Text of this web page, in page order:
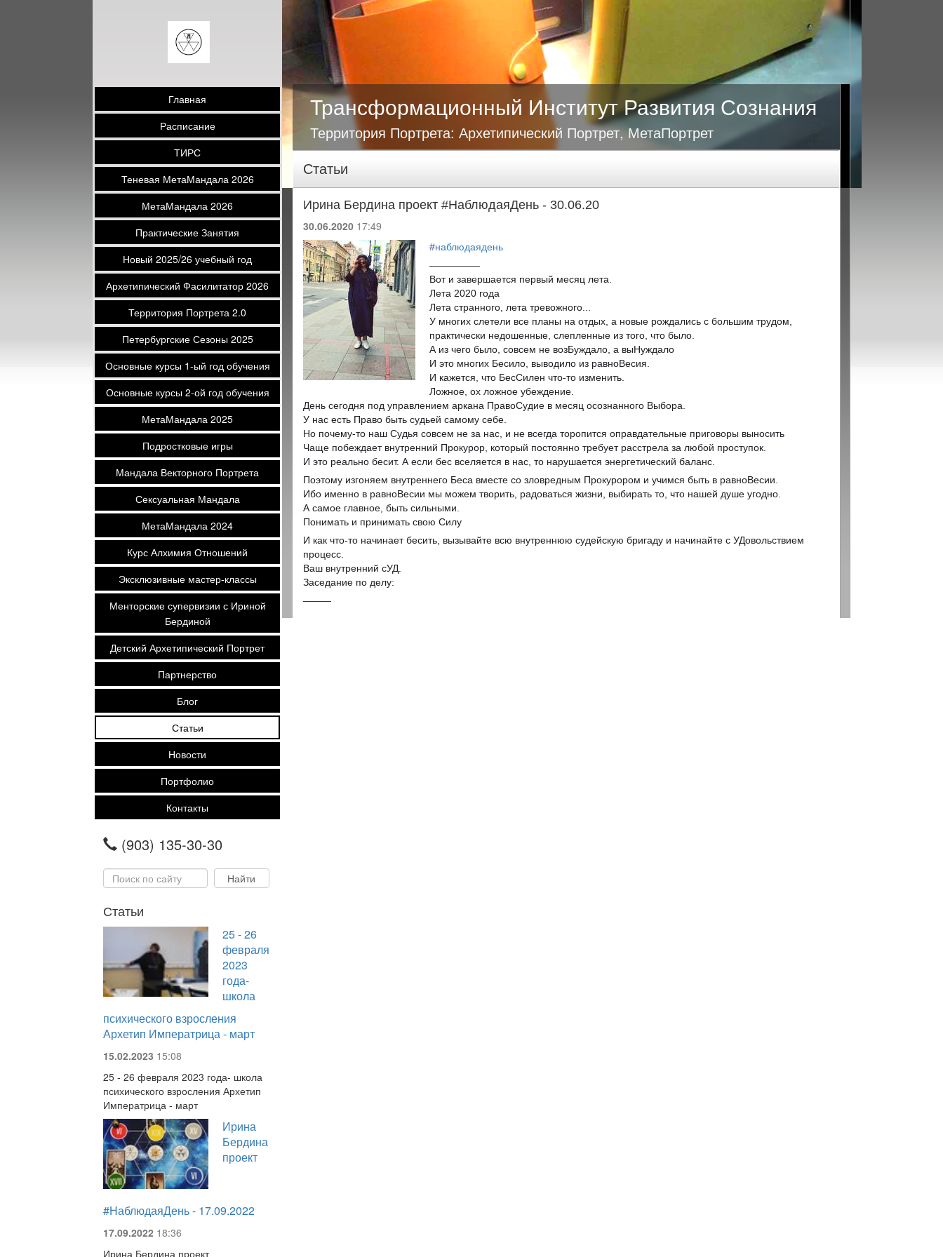
Главная
Расписание
ТИРС
Теневая МетаМандала 2026
МетаМандала 2026
Практические Занятия
Новый 2025/26 учебный год
Архетипический Фасилитатор 2026
Территория Портрета 2.0
Петербургские Сезоны 2025
Основные курсы 1-ый год обучения
Основные курсы 2-ой год обучения
МетаМандала 2025
Подростковые игры
Мандала Векторного Портрета
Сексуальная Мандала
МетаМандала 2024
Курс Алхимия Отношений
Эксклюзивные мастер-классы
Менторские супервизии с Ириной
Бердиной
Детский Архетипический Портрет
Партнерство
Блог
Статьи
Новости
Портфолио
Контакты
(903) 135-30-30
Статьи
25 - 26
февраля
2023
года-
школа
психического взросления
Архетип Императрица - март
15.02.2023 15:08
25 - 26 февраля 2023 года- школа
психического взросления Архетип
Императрица - март
Ирина
Бердина
проект
#НаблюдаяДень - 17.09.2022
17.09.2022 18:36
Ирина Бердина проект
Трансформационный Институт Развития Сознания
Территория Портрета: Архетипический Портрет, МетаПортрет
Статьи
Ирина Бердина проект #НаблюдаяДень - 30.06.20
30.06.2020 17:49
#наблюдаядень
Вот и завершается первый месяц лета.
Лета 2020 года
Лета странного, лета тревожного...
У многих слетели все планы на отдых, а новые рождались с большим трудом,
практически недошенные, слепленные из того, что было.
А из чего было, совсем не возБуждало, а выНуждало
И это многих Бесило, выводило из равноВесия.
И кажется, что БесСилен что-то изменить.
Ложное, ох ложное убеждение.
День сегодня под управлением аркана ПравоСудие в месяц осознанного Выбора.
У нас есть Право быть судьей самому себе.
Но почему-то наш Судья совсем не за нас, и не всегда торопится оправдательные приговоры выносить
Чаще побеждает внутренний Прокурор, который постоянно требует расстрела за любой проступок.
И это реально бесит. А если бес вселяется в нас, то нарушается энергетический баланс.
Поэтому изгоняем внутреннего Беса вместе со зловредным Прокурором и учимся быть в равноВесии.
Ибо именно в равноВесии мы можем творить, радоваться жизни, выбирать то, что нашей душе угодно.
А самое главное, быть сильными.
Понимать и принимать свою Силу
И как что-то начинает бесить, вызывайте всю внутреннюю судейскую бригаду и начинайте с УДовольствием
процесс.
Ваш внутренний сУД.
Заседание по делу: